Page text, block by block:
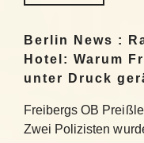
Berlin News :
Hotel: Warum
unter Druck
Freibergs OB
Zwei Polizisten